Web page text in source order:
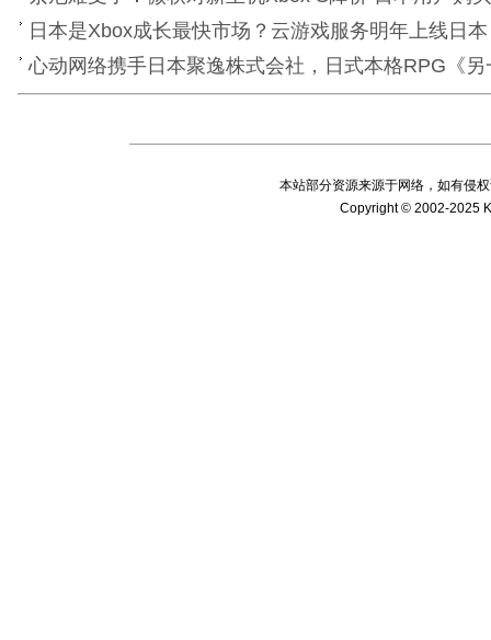
日本是Xbox成长最快市场？云游戏服务明年上线日本
心动网络携手日本聚逸株式会社，日式本格RPG《